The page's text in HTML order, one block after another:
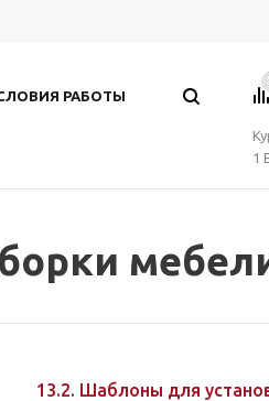
РАБОТЫ
1
13.2. Шаблоны для